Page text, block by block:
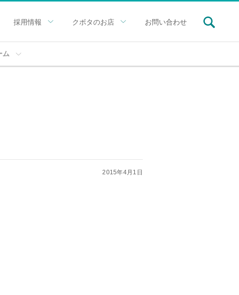
採用情報 クボタのお店 お問い合わせ
ム
2015年4月1日